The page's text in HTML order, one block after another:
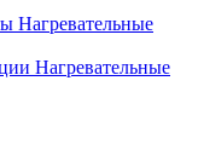
Нагревательные
Нагревательные